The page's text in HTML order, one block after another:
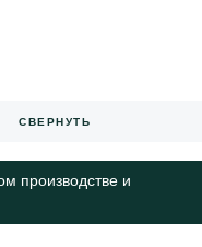
СВЕРНУТЬ
производстве и